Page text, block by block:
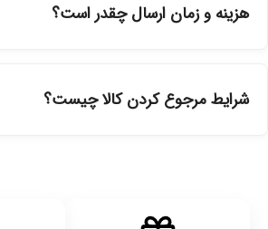
نمایندگی‌های معتبر تهیه شده و دارای
هزینه و زمان ارسال چقدر است؟
شرایط مرجوع کردن کالا چیست؟